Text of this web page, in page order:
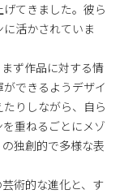
てきました。彼ら
活かされていま
ず作品に対する情
できるようデザイ
りしながら、自ら
重ねるごとにメゾ
独創的で多様な表
術的な進化と、す